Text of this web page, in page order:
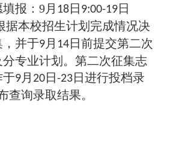
报：9月 18 日 9:00-19 日
据本校招生计划完成情况决
，并于9 月 14 日前提交第二次
专业计划。第二次征集志
于9 月 20 日 -23 日进行投档录
查询录取结果。